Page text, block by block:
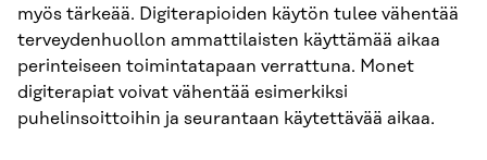
myös tärkeää. Digiterapioiden käytön tulee vähentää
terveydenhuollon ammattilaisten käyttämää aikaa
perinteiseen toimintatapaan verrattuna. Monet
digiterapiat voivat vähentää esimerkiksi
puhelinsoittoihin ja seurantaan käytettävää aikaa.